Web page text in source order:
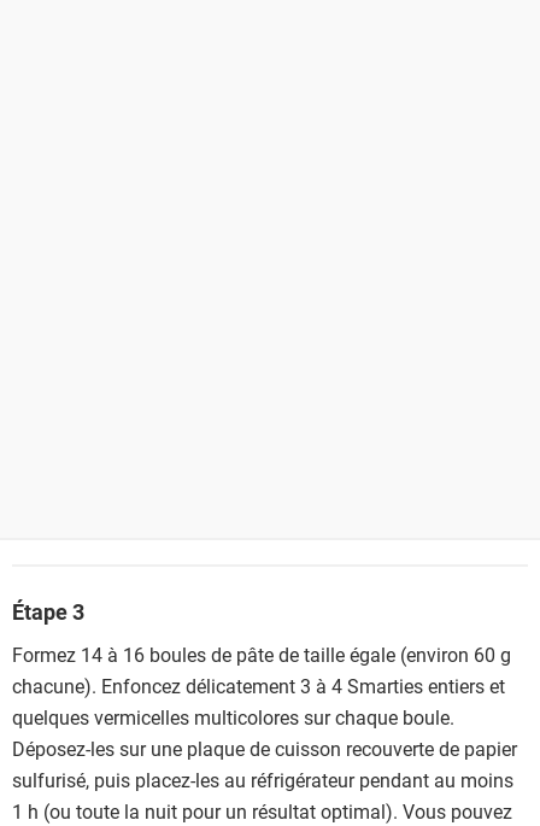
Étape 3
Formez 14 à 16 boules de pâte de taille égale (environ 60 g
chacune). Enfoncez délicatement 3 à 4 Smarties entiers et
quelques vermicelles multicolores sur chaque boule.
Déposez-les sur une plaque de cuisson recouverte de papier
sulfurisé, puis placez-les au réfrigérateur pendant au moins
1 h (ou toute la nuit pour un résultat optimal). Vous pouvez